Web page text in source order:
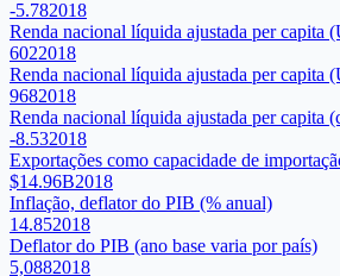
-5.782018
Renda nacional líquida ajustada per capita
6022018
Renda nacional líquida ajustada per capita
9682018
Renda nacional líquida ajustada per capita
-8.532018
Exportações como capacidade de
$14.96B2018
Inflação, deflator do PIB (% anual)
14.852018
Deflator do PIB (ano base varia por país)
5,0882018